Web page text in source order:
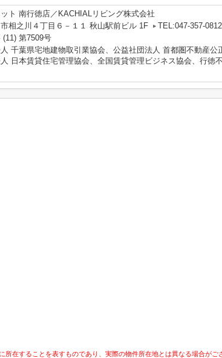
ト 南行徳店／KACHIALリビング株式会社
相之川４丁目６－１１ 秋山駅前ビル 1F
TEL:047-357-0812
(11) 第7509号
千葉県宅地建物取引業協会、公益社団法人 首都圏不動産公
日本賃貸住宅管理協会、全国賃貸管理ビジネス協会、行徳
在することを表すものであり、実際の物件所在地とは異なる場合がご